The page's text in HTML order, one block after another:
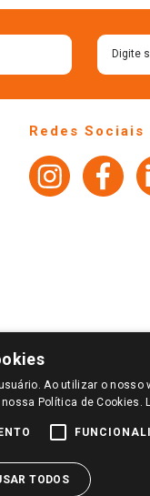
Redes Sociais
APÓS O LOGIN, OS
GIASSI.COM.BR E NA LOJA
Ao utilizar o nosso
Política de Cookies.
TODOS